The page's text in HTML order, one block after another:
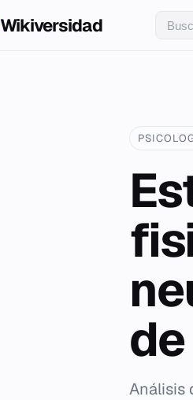
Wikiversidad
Análisis